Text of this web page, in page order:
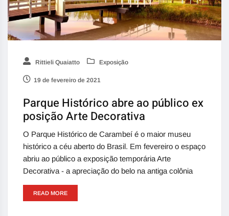
Rittieli Quaiatto Exposição
19 de fevereiro de 2021
Parque Histórico abre ao público ex
posição Arte Decorativa
O Parque Histórico de Carambeí é o maior museu
histórico a céu aberto do Brasil. Em fevereiro o espaço
abriu ao público a exposição temporária Arte
Decorativa - a apreciação do belo na antiga colônia
READ MORE